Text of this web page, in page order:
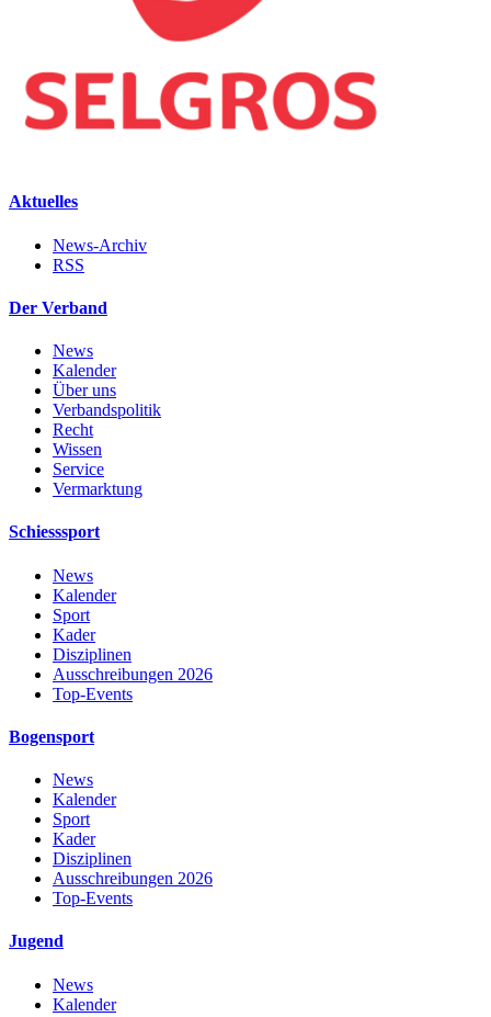
Aktuelles
News-Archiv
RSS
Der Verband
News
Kalender
Über uns
Verbandspolitik
Recht
Wissen
Service
Vermarktung
Schiesssport
News
Kalender
Sport
Kader
Disziplinen
Ausschreibungen 2026
Top-Events
Bogensport
News
Kalender
Sport
Kader
Disziplinen
Ausschreibungen 2026
Top-Events
Jugend
News
Kalender